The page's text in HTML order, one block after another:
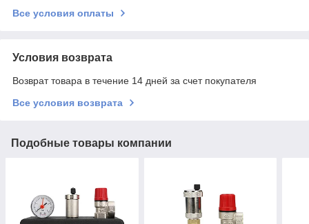
Все условия оплаты
Условия возврата
Возврат товара в течение 14 дней за счет покупателя
Все условия возврата
Подобные товары компании